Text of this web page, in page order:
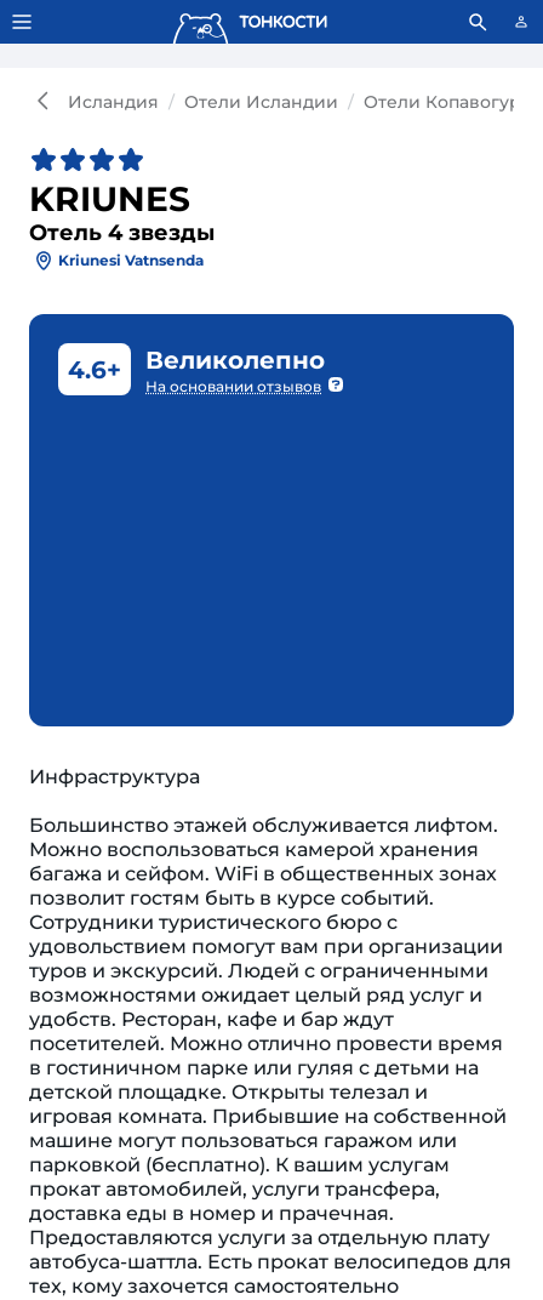
Тонкости используют сookie-файлы. Что это значит?
Исландия Отели Исландии Отели Копавогура
KRIUNES
Отель 4 звезды
Kriunesi Vatnsenda
4.6+ Великолепно
На основании отзывов
Инфраструктура
Большинство этажей обслуживается лифтом.
Можно воспользоваться камерой хранения
багажа и сейфом. WiFi в общественных зонах
позволит гостям быть в курсе событий.
Сотрудники туристического бюро с
удовольствием помогут вам при организации
туров и экскурсий. Людей с ограниченными
возможностями ожидает целый ряд услуг и
удобств. Ресторан, кафе и бар ждут
посетителей. Можно отлично провести время
в гостиничном парке или гуляя с детьми на
детской площадке. Открыты телезал и
игровая комната. Прибывшие на собственной
машине могут пользоваться гаражом или
парковкой (бесплатно). К вашим услугам
прокат автомобилей, услуги трансфера,
доставка еды в номер и прачечная.
Предоставляются услуги за отдельную плату
автобуса-шаттла. Есть прокат велосипедов для
тех, кому захочется самостоятельно